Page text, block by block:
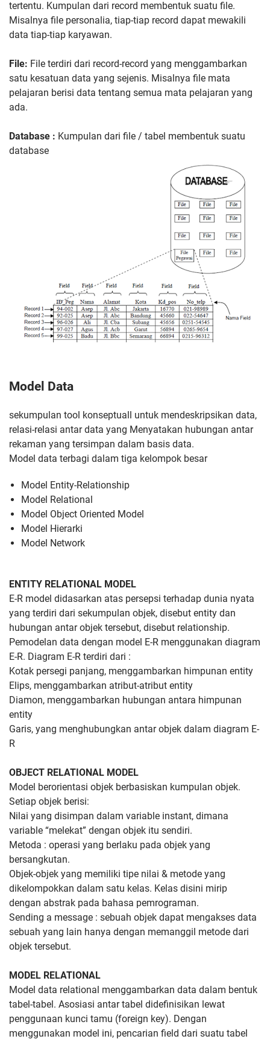
tertentu. Kumpulan dari record membentuk suatu file.
Misalnya file personalia, tiap-tiap record dapat mewakili
data tiap-tiap karyawan.
File: File terdiri dari record-record yang menggambarkan
satu kesatuan data yang sejenis. Misalnya file mata
pelajaran berisi data tentang semua mata pelajaran yang
ada.
Database : Kumpulan dari file / tabel membentuk suatu
database
Model Data
sekumpulan tool konseptuall untuk mendeskripsikan data,
relasi-relasi antar data yang Menyatakan hubungan antar
rekaman yang tersimpan dalam basis data.
Model data terbagi dalam tiga kelompok besar
Model Entity-Relationship
Model Relational
Model Object Oriented Model
Model Hierarki
Model Network
ENTITY RELATIONAL MODEL
E-R model didasarkan atas persepsi terhadap dunia nyata
yang terdiri dari sekumpulan objek, disebut entity dan
hubungan antar objek tersebut, disebut relationship.
Pemodelan data dengan model E-R menggunakan diagram
E-R. Diagram E-R terdiri dari :
Kotak persegi panjang, menggambarkan himpunan entity
Elips, menggambarkan atribut-atribut entity
Diamon, menggambarkan hubungan antara himpunan
entity
Garis, yang menghubungkan antar objek dalam diagram E-
R
OBJECT RELATIONAL MODEL
Model berorientasi objek berbasiskan kumpulan objek.
Setiap objek berisi:
Nilai yang disimpan dalam variable instant, dimana
variable “melekat” dengan objek itu sendiri.
Metoda : operasi yang berlaku pada objek yang
bersangkutan.
Objek-objek yang memiliki tipe nilai & metode yang
dikelompokkan dalam satu kelas. Kelas disini mirip
dengan abstrak pada bahasa pemrograman.
Sending a message : sebuah objek dapat mengakses data
sebuah yang lain hanya dengan memanggil metode dari
objek tersebut.
MODEL RELATIONAL
Model data relational menggambarkan data dalam bentuk
tabel-tabel. Asosiasi antar tabel didefinisikan lewat
penggunaan kunci tamu (foreign key). Dengan
menggunakan model ini, pencarian field dari suatu tabel